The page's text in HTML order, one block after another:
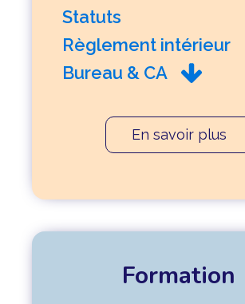
Statuts
Règlement intérieur
Bureau & CA
En savoir plus
Formation